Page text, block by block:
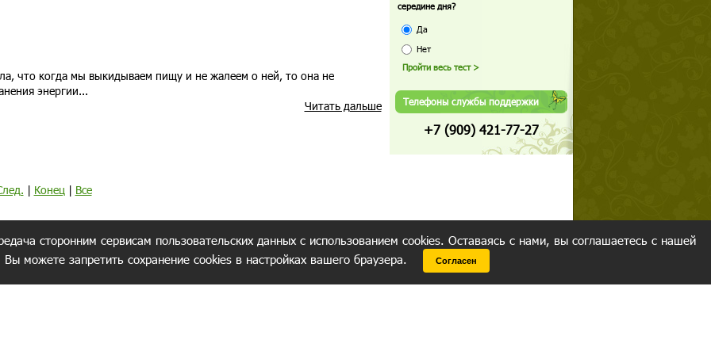
что когда мы выкидываем пищу и не жалеем о ней, то она не
энергии...
Читать дальше
| Конец| Все
середине дня?
Да
Нет
Телефоны службы поддержки
+7 (909) 421-77-27
сторонним сервисам пользовательских данных с использованием cookies. Оставаясь с нами, вы соглашаетесь с нашей
Вы можете запретить сохранение cookies в настройках вашего браузера.
Согласен